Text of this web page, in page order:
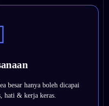
besar hanya boleh dicapai
hati & kerja keras.
kepada masalah yang
membuat susulan,
pada tarikh akhir.